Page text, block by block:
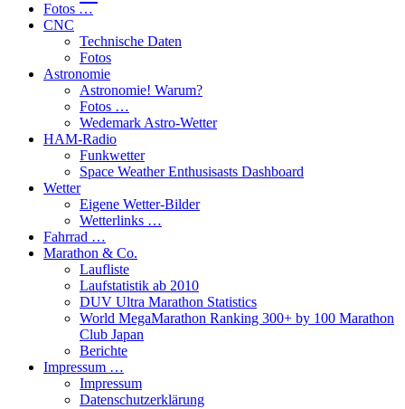
Fotos …
CNC
Technische Daten
Fotos
Astronomie
Astronomie! Warum?
Fotos …
Wedemark Astro-Wetter
HAM-Radio
Funkwetter
Space Weather Enthusisasts Dashboard
Wetter
Eigene Wetter-Bilder
Wetterlinks …
Fahrrad …
Marathon & Co.
Laufliste
Laufstatistik ab 2010
DUV Ultra Marathon Statistics
World MegaMarathon Ranking 300+ by 100 Marathon
Club Japan
Berichte
Impressum …
Impressum
Datenschutzerklärung